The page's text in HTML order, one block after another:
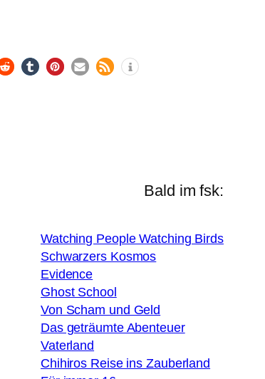
Bald im fsk:
Watching People Watching Birds
Schwarzers Kosmos
Evidence
Ghost School
Von Scham und Geld
Das geträumte Abenteuer
Vaterland
Chihiros Reise ins Zauberland